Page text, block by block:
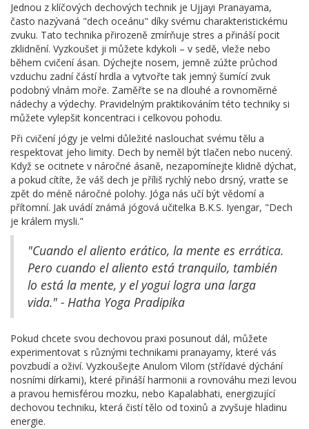
Jednou z klíčových dechových technik je Ujjayi Pranayama,
často nazývaná "dech oceánu" díky svému charakteristickému
zvuku. Tato technika přirozeně zmírňuje stres a přináší pocit
zklidnění. Vyzkoušet ji můžete kdykoli – v sedě, vleže nebo
během cvičení ásan. Dýchejte nosem, jemně zúžte průchod
vzduchu zadní částí hrdla a vytvořte tak jemný šumící zvuk
podobný vlnám moře. Zaměřte se na dlouhé a rovnoměrné
nádechy a výdechy. Pravidelným praktikováním této techniky si
můžete vylepšit koncentraci i celkovou pohodu.
Při cvičení jógy je velmi důležité naslouchat svému tělu a
respektovat jeho limity. Dech by neměl být tlačen nebo nucený.
Když se ocitnete v náročné ásaně, nezapomínejte klidně dýchat,
a pokud cítíte, že váš dech je příliš rychlý nebo drsný, vraťte se
zpět do méně náročné polohy. Jóga nás učí být vědomí a
přítomní. Jak uvádí známá jógová učitelka B.K.S. Iyengar, "Dech
je králem mysli."
"Cuando el aliento erático, la mente es errática.
Pero cuando el aliento está tranquilo, también
lo está la mente, y el yogui logra una larga
vida." - Hatha Yoga Pradipika
Pokud chcete svou dechovou praxi posunout dál, můžete
experimentovat s různými technikami pranayamy, které vás
povzbudí a oživí. Vyzkoušejte Anulom Vilom (střídavé dýchání
nosními dírkami), které přináší harmonii a rovnováhu mezi levou
a pravou hemisférou mozku, nebo Kapalabhati, energizující
dechovou techniku, která čistí tělo od toxinů a zvyšuje hladinu
energie.